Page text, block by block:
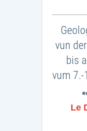
vun
bis
vum 7.-
Le